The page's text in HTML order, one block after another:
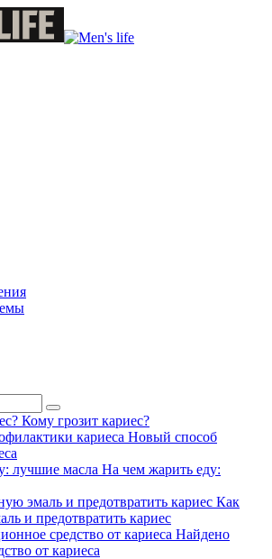
Кому грозит кариес?
Новый способ
На чем жарить еду:
Как
и предотвратить кариес
Найдено
от кариеса